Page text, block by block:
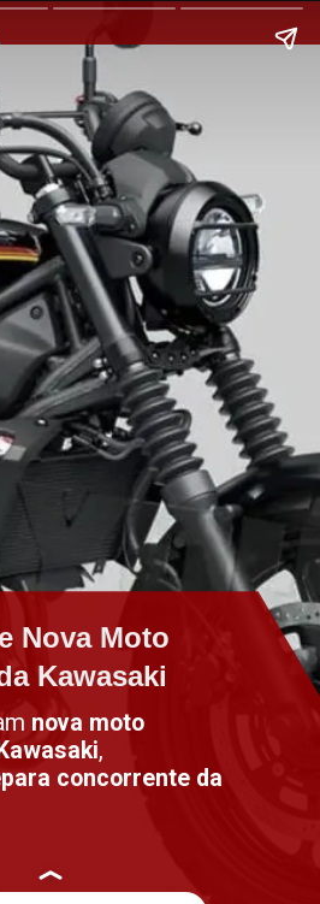
Nova Moto
Kawasaki
Nova Moto
Kawasaki
nova moto
,
concorrente da